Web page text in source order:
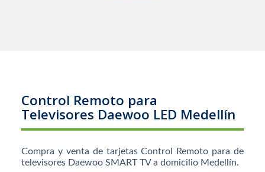
Control Remoto para
Televisores Daewoo LED Medellín
Compra y venta de tarjetas Control Remoto para de
televisores Daewoo SMART TV a domicilio Medellín.